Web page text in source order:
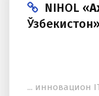
NIHOL «
... инновацион